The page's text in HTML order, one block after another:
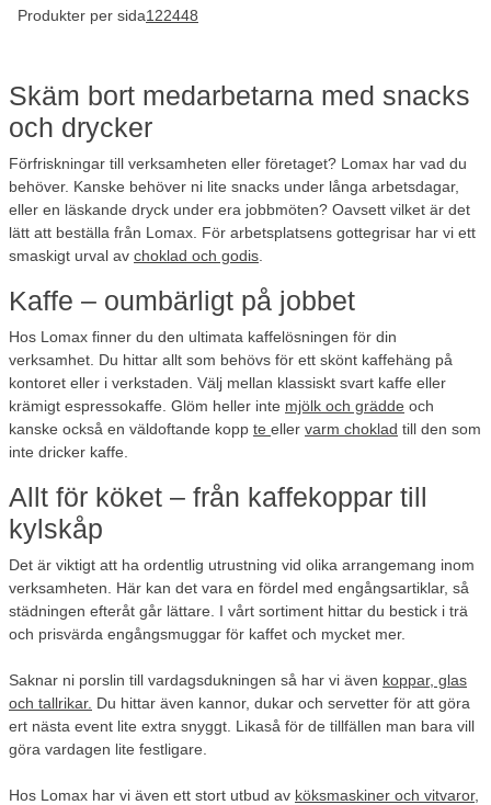
Produkter per sida122448
Skäm bort medarbetarna med snacks
och drycker
Förfriskningar till verksamheten eller företaget? Lomax har vad du
behöver. Kanske behöver ni lite snacks under långa arbetsdagar,
eller en läskande dryck under era jobbmöten? Oavsett vilket är det
lätt att beställa från Lomax. För arbetsplatsens gottegrisar har vi ett
smaskigt urval av choklad och godis
Kaffe – oumbärligt på jobbet
Hos Lomax finner du den ultimata kaffelösningen för din
verksamhet. Du hittar allt som behövs för ett skönt kaffehäng på
kontoret eller i verkstaden. Välj mellan klassiskt svart kaffe eller
krämigt espressokaffe. Glöm heller inte mjölk och grädde och
kanske också en väldoftande kopp te eller varm choklad till den som
inte dricker kaffe.
Allt för köket – från kaffekoppar till
kylskåp
Det är viktigt att ha ordentlig utrustning vid olika arrangemang inom
verksamheten. Här kan det vara en fördel med engångsartiklar, så
städningen efteråt går lättare. I vårt sortiment hittar du bestick i trä
och prisvärda engångsmuggar för kaffet och mycket mer.
Saknar ni porslin till vardagsdukningen så har vi även koppar, glas
och tallrikar. Du hittar även kannor, dukar och servetter för att göra
ert nästa event lite extra snyggt. Likaså för de tillfällen man bara vill
göra vardagen lite festligare.
Hos Lomax har vi även ett stort utbud av köksmaskiner och vitvaror,